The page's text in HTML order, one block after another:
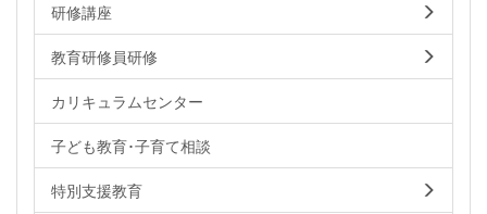
研修講座
教育研修員研修
カリキュラムセンター
子ども教育･子育て相談
特別支援教育